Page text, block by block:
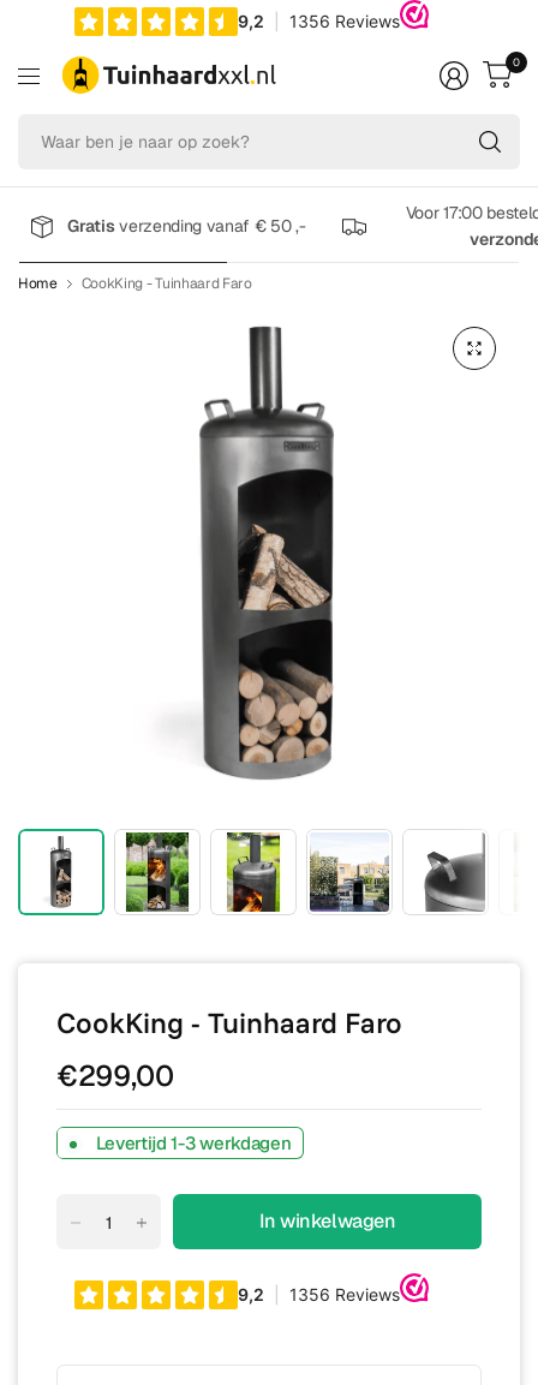
op
0
Gratisverzending vanaf € 50 ,-
Voor 17:00
Home CookKing - Tuinhaard Faro
CookKing - Tuinhaard Faro
€299,00
Levertijd 1-3 werkdagen
In winkelwagen